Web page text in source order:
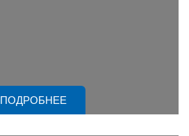
ПОДРОБНЕЕ